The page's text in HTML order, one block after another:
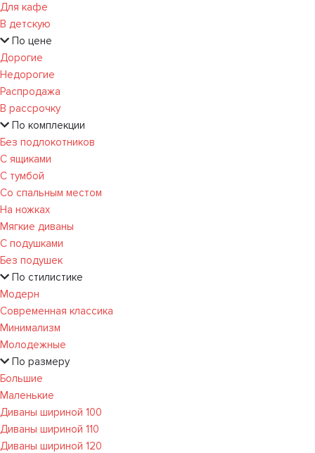
Для кафе
В детскую
По цене
Дорогие
Недорогие
Распродажа
В рассрочку
По комплекции
Без подлокотников
С ящиками
С тумбой
Со спальным местом
На ножках
Мягкие диваны
С подушками
Без подушек
По стилистике
Модерн
Современная классика
Минимализм
Молодежные
По размеру
Большие
Маленькие
Диваны шириной 100
Диваны шириной 110
Диваны шириной 120